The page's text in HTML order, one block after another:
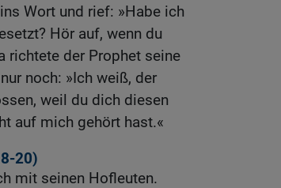
Wort und rief: »Habe ich
Hör auf, wenn du
richtete der Prophet seine
noch: »Ich weiß, der
weil du dich diesen
auf mich gehört hast.«
20)
mit seinen Hofleuten.